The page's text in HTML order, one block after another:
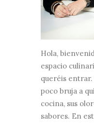
Hola,
espacio
queréis entrar.
poco bruja a
cocina, sus
sabores. En